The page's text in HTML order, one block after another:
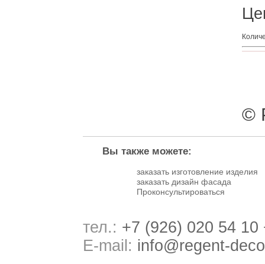
©
Вы также можете:
заказать изготовление изделия
заказать дизайн фасада
Проконсультироваться
тел.: +7 (926) 020 54 10
E-mail: info@regent-